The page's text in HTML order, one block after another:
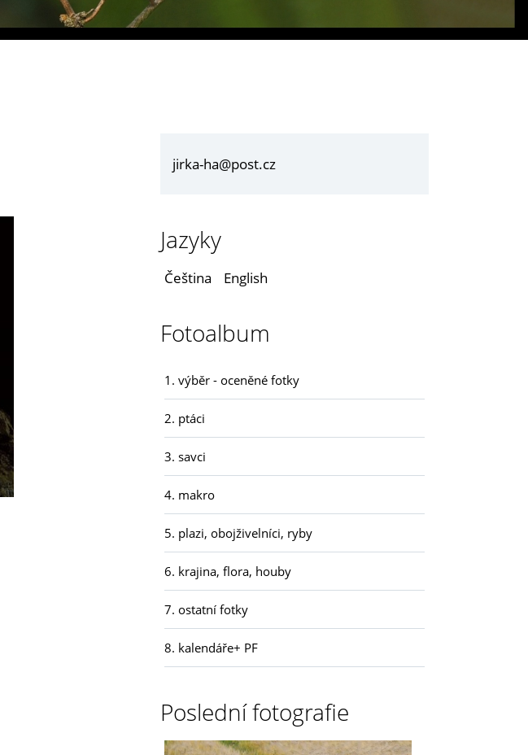
jirka-ha@post.cz
Jazyky
Čeština English
Fotoalbum
1. výběr - oceněné fotky
2. ptáci
3. savci
4. makro
5. plazi, obojživelníci, ryby
6. krajina, flora, houby
7. ostatní fotky
8. kalendáře+ PF
Poslední fotografie